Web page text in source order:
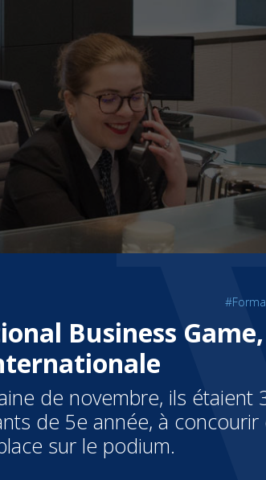
Business
de novembre, ils étaient
de 5e année, à concourir
sur le podium.